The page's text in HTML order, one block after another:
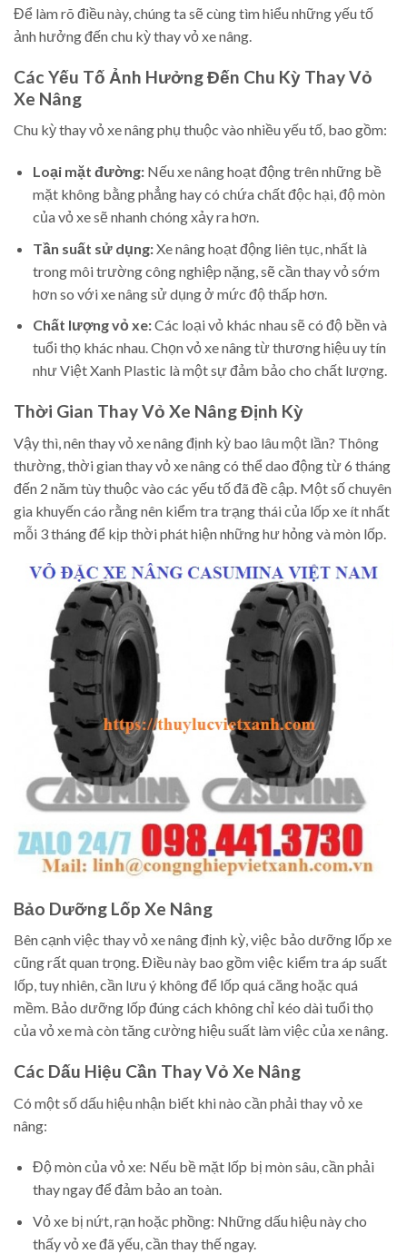
Để làm rõ điều này, chúng ta sẽ cùng tìm hiểu những yếu tố
ảnh hưởng đến chu kỳ thay vỏ xe nâng.
Các Yếu Tố Ảnh Hưởng Đến Chu Kỳ Thay Vỏ
Xe Nâng
Chu kỳ thay vỏ xe nâng phụ thuộc vào nhiều yếu tố, bao gồm:
Loại mặt đường:Nếu xe nâng hoạt động trên những bề
mặt không bằng phẳng hay có chứa chất độc hại, độ mòn
của vỏ xe sẽ nhanh chóng xảy ra hơn.
Tần suất sử dụng:Xe nâng hoạt động liên tục, nhất là
trong môi trường công nghiệp nặng, sẽ cần thay vỏ sớm
hơn so với xe nâng sử dụng ở mức độ thấp hơn.
Chất lượng vỏ xe:Các loại vỏ khác nhau sẽ có độ bền và
tuổi thọ khác nhau. Chọn vỏ xe nâng từ thương hiệu uy tín
như Việt Xanh Plastic là một sự đảm bảo cho chất lượng.
Thời Gian Thay Vỏ Xe Nâng Định Kỳ
Vậy thì, nên thay vỏ xe nâng định kỳ bao lâu một lần? Thông
thường, thời gian thay vỏ xe nâng có thể dao động từ 6 tháng
đến 2 năm tùy thuộc vào các yếu tố đã đề cập. Một số chuyên
gia khuyến cáo rằng nên kiểm tra trạng thái của lốp xe ít nhất
mỗi 3 tháng để kịp thời phát hiện những hư hỏng và mòn lốp.
Bảo Dưỡng Lốp Xe Nâng
Bên cạnh việc thay vỏ xe nâng định kỳ, việc bảo dưỡng lốp xe
cũng rất quan trọng. Điều này bao gồm việc kiểm tra áp suất
lốp, tuy nhiên, cần lưu ý không để lốp quá căng hoặc quá
mềm. Bảo dưỡng lốp đúng cách không chỉ kéo dài tuổi thọ
của vỏ xe mà còn tăng cường hiệu suất làm việc của xe nâng.
Các Dấu Hiệu Cần Thay Vỏ Xe Nâng
Có một số dấu hiệu nhận biết khi nào cần phải thay vỏ xe
nâng:
Độ mòn của vỏ xe: Nếu bề mặt lốp bị mòn sâu, cần phải
thay ngay để đảm bảo an toàn.
Vỏ xe bị nứt, rạn hoặc phồng: Những dấu hiệu này cho
thấy vỏ xe đã yếu, cần thay thế ngay.